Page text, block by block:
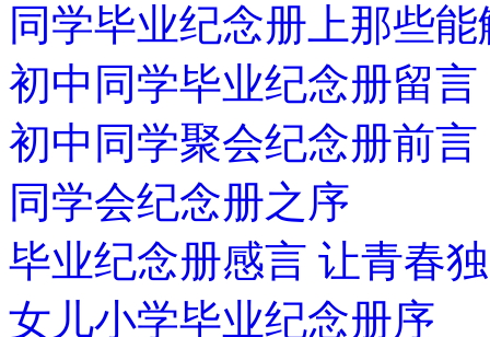
同学毕业纪念册上那些
初中同学毕业纪念册留言
初中同学聚会纪念册前言
同学会纪念册之序
毕业纪念册感言 让青春
女儿小学毕业纪念册序